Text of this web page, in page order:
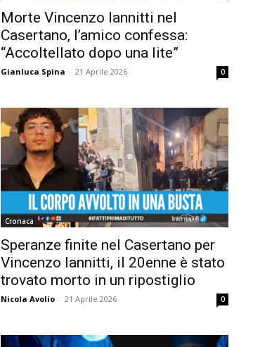
Morte Vincenzo Iannitti nel
Casertano, l’amico confessa:
“Accoltellato dopo una lite”
Gianluca Spina - 21 Aprile 2026 0
Cronaca
Speranze finite nel Casertano per
Vincenzo Iannitti, il 20enne è stato
trovato morto in un ripostiglio
Nicola Avolio - 21 Aprile 2026 0